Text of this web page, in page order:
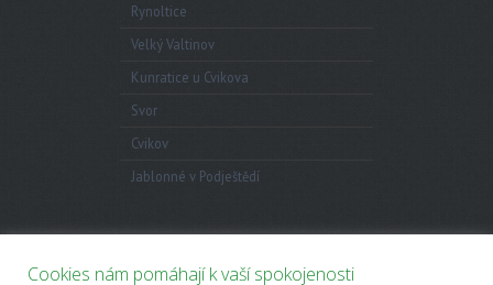
Rynoltice
Velký Valtinov
Kunratice u Cvikova
Svor
Cvikov
Jablonné v Podještědí
Anketa
Cookies nám pomáhají k vaší spokojenosti